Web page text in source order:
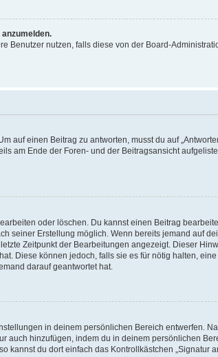
Benutzer nutzen, falls diese von der Board-
auf einen Beitrag zu antworten, musst du auf
Ende der Foren- und der Beitragsansicht
oder löschen. Du kannst einen Beitrag
seiner Erstellung möglich. Wenn bereits jemand auf
Zeitpunkt der Bearbeitungen angezeigt. Dieser
Diese können jedoch, falls sie es für nötig halten,
darauf geantwortet hat.
in deinem persönlichen Bereich entwerfen.
auch hinzufügen, indem du in deinem persönlichen
du dort einfach das Kontrollkästchen „Signatur